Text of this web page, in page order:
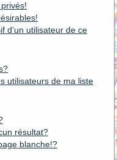
d’un utilisateur de ce
utilisateurs de ma liste
résultat?
blanche!?